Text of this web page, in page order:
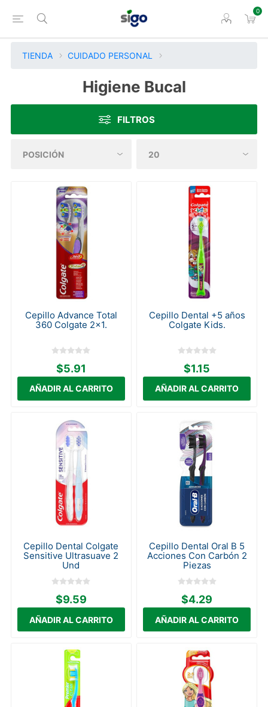
0
TIENDA CUIDADO PERSONAL
Higiene Bucal
FILTROS
Cepillo Advance Total
360 Colgate 2x1.
$5.91
Cepillo Dental +5 años
Colgate Kids.
$1.15
Cepillo Dental Colgate
Sensitive Ultrasuave 2
Und
$9.59
Cepillo Dental Oral B 5
Acciones Con Carbón 2
Piezas
$4.29